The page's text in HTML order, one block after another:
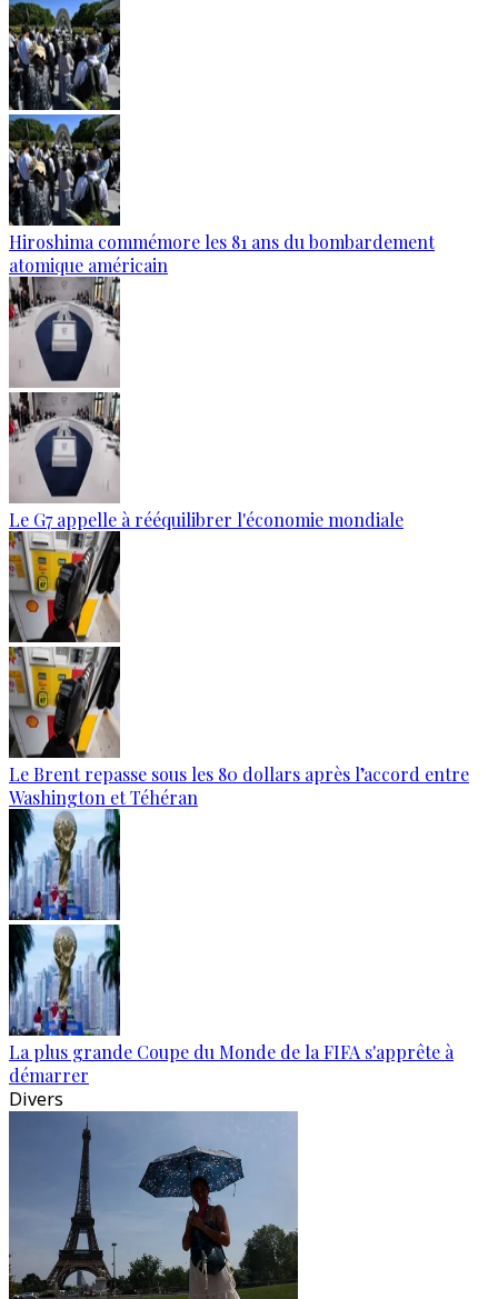
Hiroshima commémore les 81 ans du bombardement
atomique américain
Le G7 appelle à rééquilibrer l'économie mondiale
Le Brent repasse sous les 80 dollars après l’accord entre
Washington et Téhéran
La plus grande Coupe du Monde de la FIFA s'apprête à
démarrer
Divers